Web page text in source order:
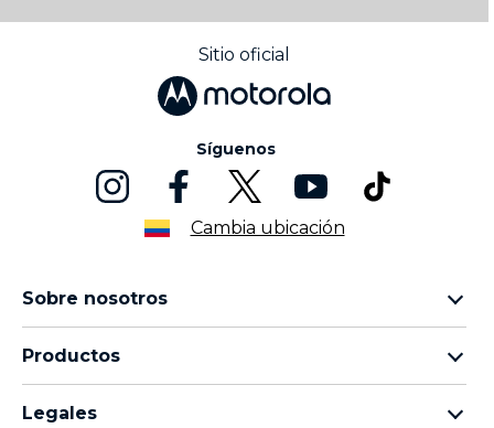
Sitio oficial
Síguenos
Cambia ubicación
Sobre nosotros
Venta corporativa
Productos
Legales